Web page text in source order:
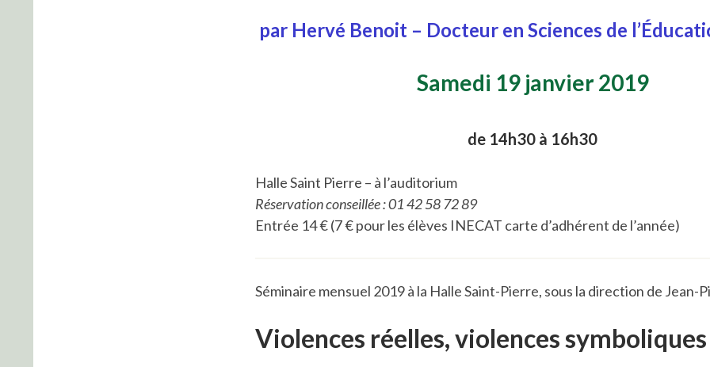
par Hervé Benoit – Docteur en Sciences de
Samedi 19 janvier 2019
de 14h30 à 16h30
Halle Saint Pierre – à l’auditorium
Réservation conseillée : 01 42 58 72 89
Entrée 14 € (7 € pour les élèves INECAT carte d’adhérent de l’année)
Séminaire mensuel 2019 à la Halle Saint-Pierre, sous la direction de Jean-
Violences réelles, violences symboliques